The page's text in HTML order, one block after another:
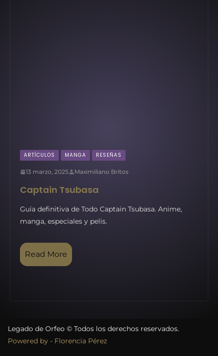
ARTÍCULOS MANGA RESEÑAS
13 marzo, 2025 Maximiliano Britos
Captain Tsubasa
Guía definitiva de Todo Captain Tsubasa. Anime,
manga, especiales y pelis.
Read More
Legado de Orfeo © Todos los derechos reservados.
Powered by - Florencia Pérez